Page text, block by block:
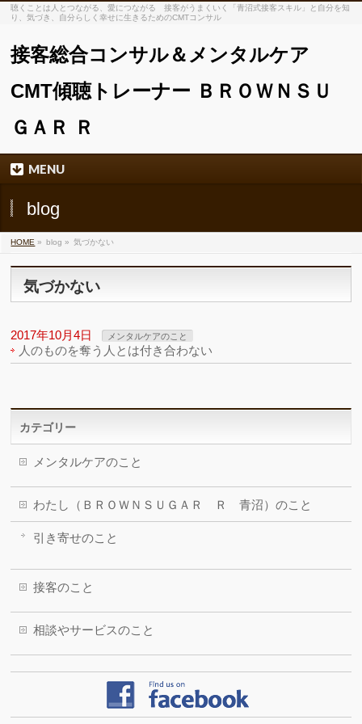
聴くことは人とつながる、愛につながる 接客がうまくいく「青沼式接客スキル」と自分を知
り、気づき、自分らしく幸せに生きるためのCMTコンサル
接客総合コンサル＆メンタルケア
CMT傾聴トレーナー ＢＲＯＷＮＳＵ
ＧＡＲ Ｒ
MENU
blog
HOME » blog » 気づかない
気づかない
2017年10月4日 メンタルケアのこと
人のものを奪う人とは付き合わない
カテゴリー
メンタルケアのこと
わたし（ＢＲＯＷＮＳＵＧＡＲ Ｒ 青沼）のこと
引き寄せのこと
接客のこと
相談やサービスのこと